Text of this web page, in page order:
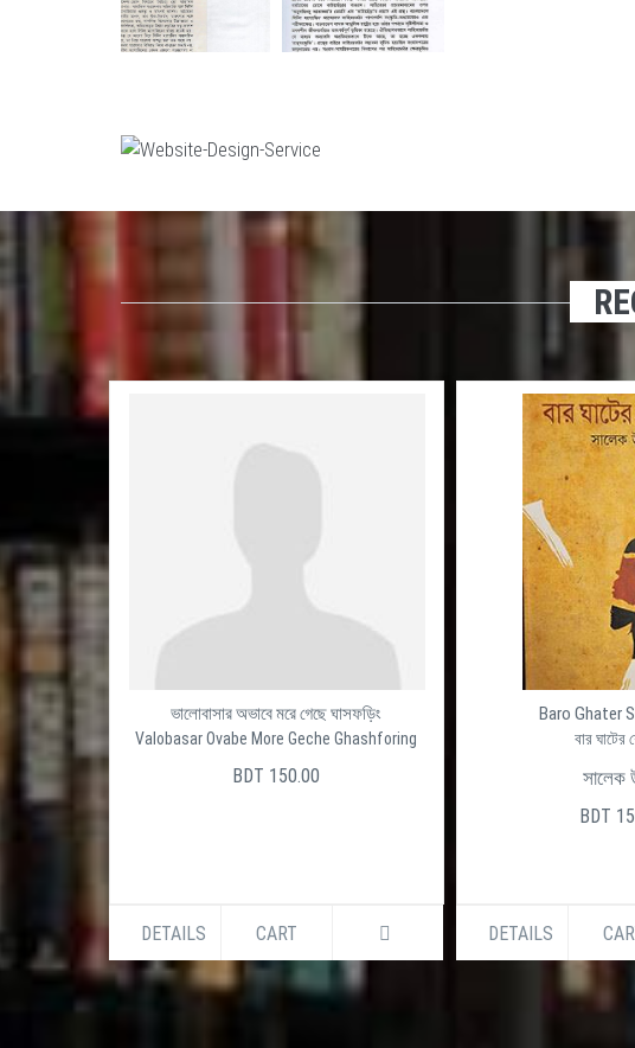
ভালোবাসার অভাবে মরে গেছে ঘাসফড়িং
Valobasar Ovabe More Geche Ghashforing
BDT 150.00
DETAILS CART
Baro Ghater
বার ঘাটের
সালেক
BDT
DETAILS